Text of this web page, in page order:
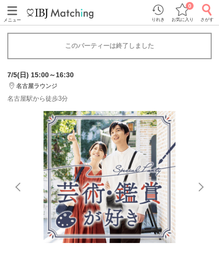
メニュー りれき お気に入り
0
さがす
このパーティーは終了しました
7/5(日) 15:00～16:30
名古屋ラウンジ
名古屋駅から徒歩3分